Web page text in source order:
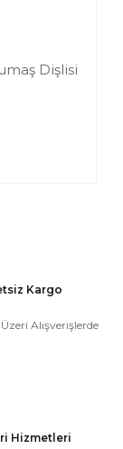
Dişlisi
Kargo
Alışverişlerde
Hizmetleri